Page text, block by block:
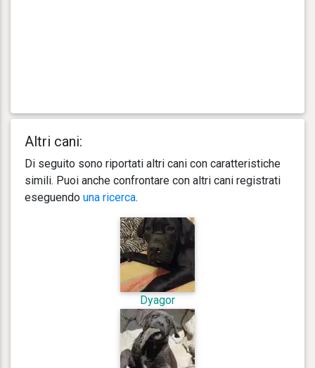
Altri cani:
Di seguito sono riportati altri cani con caratteristiche
simili. Puoi anche confrontare con altri cani registrati
eseguendo una ricerca.
Dyagor